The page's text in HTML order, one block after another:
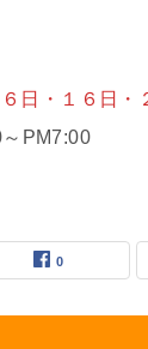
日・１６日・
PM7:00
0